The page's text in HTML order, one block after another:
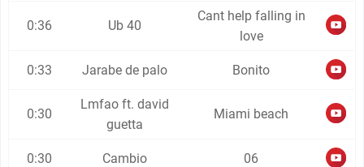
0:36 Ub 40
Cant help falling in
love
0:33 Jarabe de palo Bonito
0:30
Lmfao ft. david
guetta
Miami beach
0:30 Cambio 06